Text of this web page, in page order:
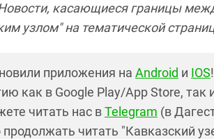
касающиеся границы
узлом" на тематической
приложения на Android и IOS
как в Google Play/App Store, так
читать нас вTelegram (в
читать "Кавказский